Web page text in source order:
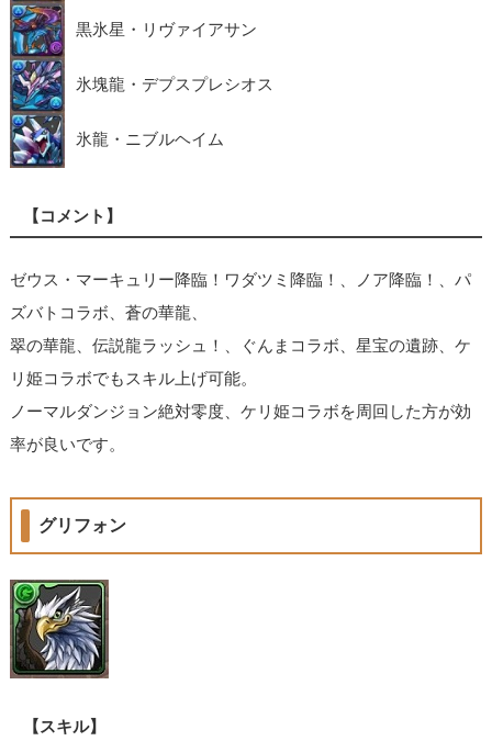
黒氷星・リヴァイアサン
氷塊龍・デプスプレシオス
氷龍・ニブルヘイム
【コメント】
ゼウス・マーキュリー降臨！ワダツミ降臨！、ノア降臨！、パ
ズバトコラボ、蒼の華龍、
翠の華龍、伝説龍ラッシュ！、ぐんまコラボ、星宝の遺跡、ケ
リ姫コラボでもスキル上げ可能。
ノーマルダンジョン絶対零度、ケリ姫コラボを周回した方が効
率が良いです。
グリフォン
【スキル】